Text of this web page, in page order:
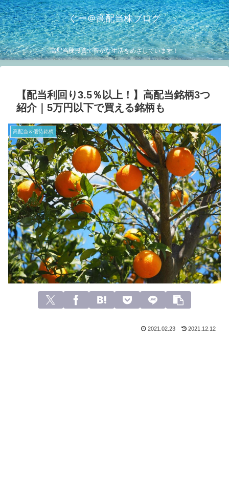
ぐー＠高配当株ブログ
高配当株投資で豊かな生活をめざしています！
【配当利回り3.5％以上！】高配当銘柄3つ
紹介｜5万円以下で買える銘柄も
高配当＆優待銘柄
2021.02.23 2021.12.12